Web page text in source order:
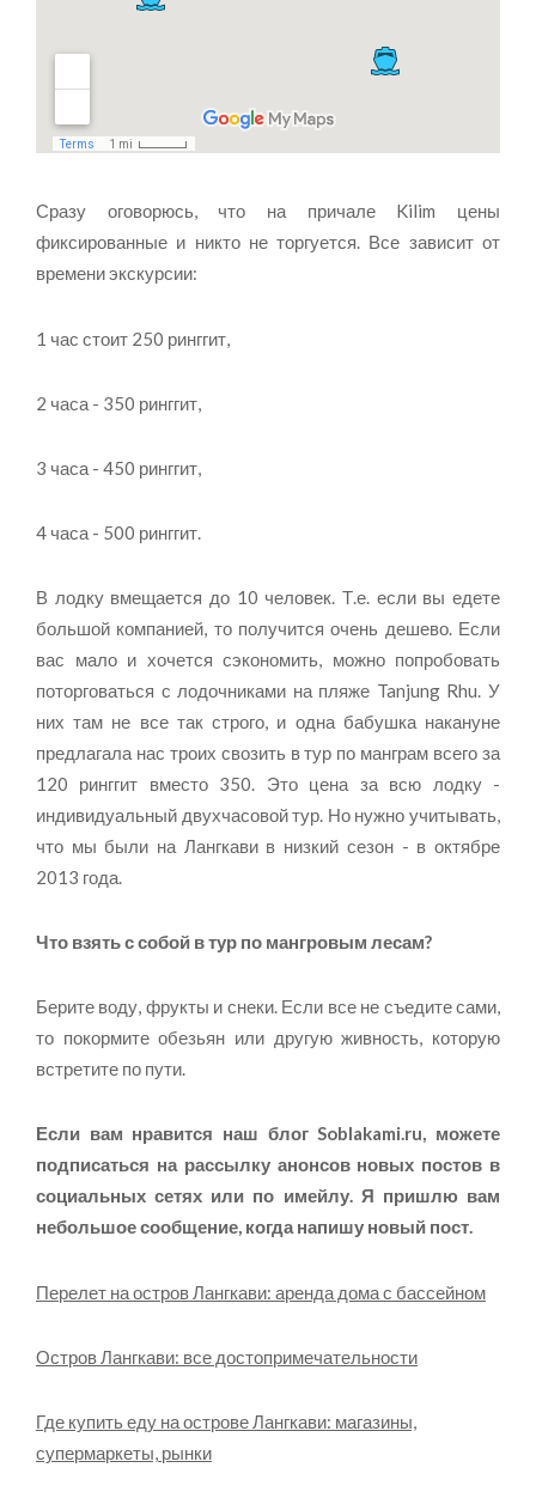
Сразу оговорюсь, что на причале Kilim цены
фиксированные и никто не торгуется. Все зависит от
времени экскурсии:
1 час стоит 250 ринггит,
2 часа - 350 ринггит,
3 часа - 450 ринггит,
4 часа - 500 ринггит.
В лодку вмещается до 10 человек. Т.е. если вы едете
большой компанией, то получится очень дешево. Если
вас мало и хочется сэкономить, можно попробовать
поторговаться с лодочниками на пляже Tanjung Rhu. У
них там не все так строго, и одна бабушка накануне
предлагала нас троих свозить в тур по манграм всего за
120 ринггит вместо 350. Это цена за всю лодку -
индивидуальный двухчасовой тур. Но нужно учитывать,
что мы были на Лангкави в низкий сезон - в октябре
2013 года.
Что взять с собой в тур по мангровым лесам?
Берите воду, фрукты и снеки. Если все не съедите сами,
то покормите обезьян или другую живность, которую
встретите по пути.
Если вам нравится наш блогSoblakami.ru, можете
подписаться на рассылку анонсов новых постов в
социальных сетях или по имейлу. Я пришлю вам
небольшое сообщение, когда напишу новый пост.
Перелет на остров Лангкави: аренда дома с бассейном
Остров Лангкави: все достопримечательности
Где купить еду на острове Лангкави: магазины,
супермаркеты, рынки